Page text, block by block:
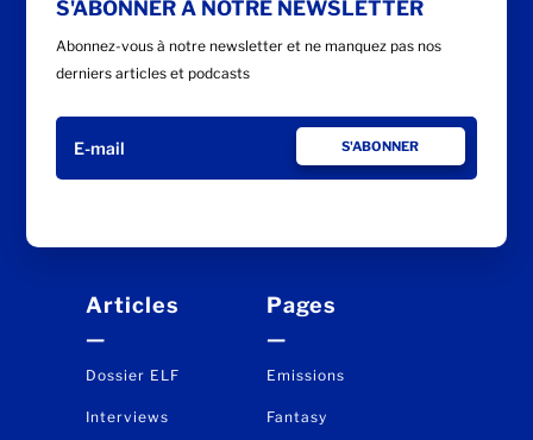
S'ABONNER À NOTRE NEWSLETTER
Abonnez-vous à notre newsletter et ne manquez pas nos
derniers articles et podcasts
Articles
—
Pages
—